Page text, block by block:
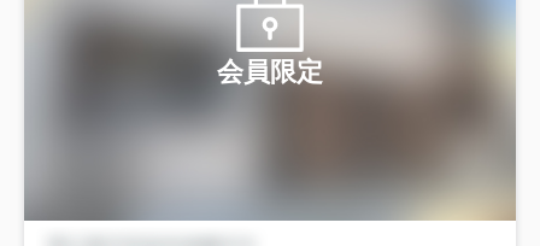
会員限定